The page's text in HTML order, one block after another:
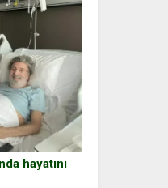
istedi.
evraklarda
hayatını